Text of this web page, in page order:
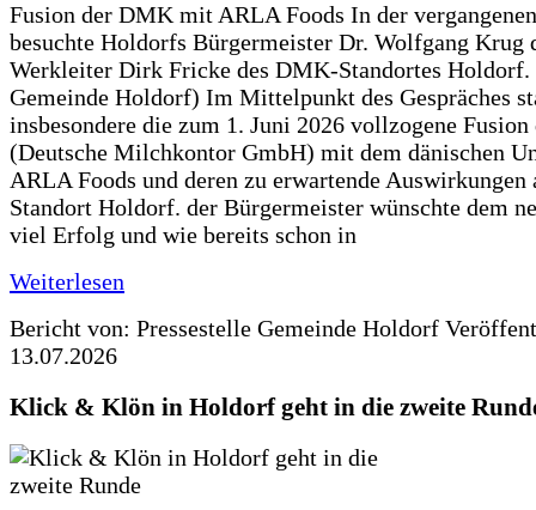
Fusion der DMK mit ARLA Foods In der
besuchte Holdorfs Bürgermeister Dr. Wolfgang Krug
Werkleiter Dirk Fricke des DMK-Standortes Holdorf.
Gemeinde Holdorf) Im Mittelpunkt des Gespräches
insbesondere die zum 1. Juni 2026 vollzogene
(Deutsche Milchkontor GmbH) mit dem dänischen
ARLA Foods und deren zu erwartende Auswirkungen
Standort Holdorf. der Bürgermeister wünschte dem
viel Erfolg und wie bereits schon in
Weiterlesen
Bericht von: Pressestelle Gemeinde Holdorf
13.07.2026
Klick & Klön in Holdorf geht in die zweite